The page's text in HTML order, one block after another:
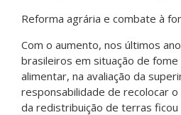
Reforma agrária e combate à
Com o aumento, nos últimos
brasileiros em situação de fome
alimentar, na avaliação da
responsabilidade de recolocar
da redistribuição de terras ficou